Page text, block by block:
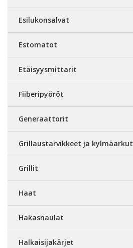
Esilukonsalvat
Estomatot
Etäisyysmittarit
Fiiberipyöröt
Generaattorit
Grillaustarvikkeet ja kylmäarkut
Grillit
Haat
Hakasnaulat
Halkaisijakärjet